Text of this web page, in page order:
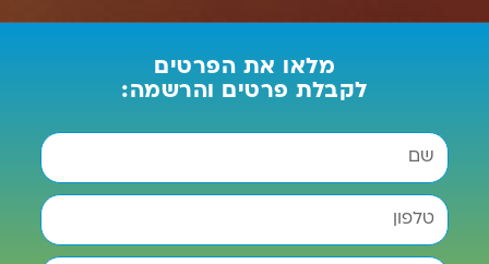
מלאו את הפרטים
לקבלת פרטים והרשמה: